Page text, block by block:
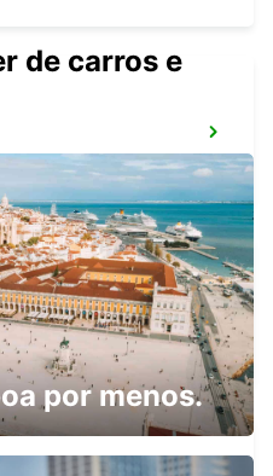
de carros e
por menos.